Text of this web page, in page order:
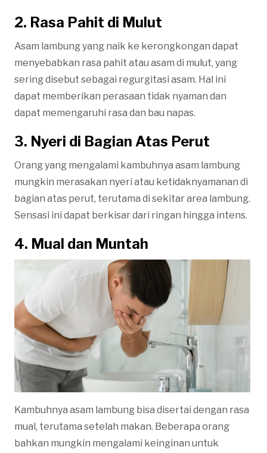
2. Rasa Pahit di Mulut
Asam lambung yang naik ke kerongkongan dapat
menyebabkan rasa pahit atau asam di mulut, yang
sering disebut sebagai regurgitasi asam. Hal ini
dapat memberikan perasaan tidak nyaman dan
dapat memengaruhi rasa dan bau napas.
3. Nyeri di Bagian Atas Perut
Orang yang mengalami kambuhnya asam lambung
mungkin merasakan nyeri atau ketidaknyamanan di
bagian atas perut, terutama di sekitar area lambung.
Sensasi ini dapat berkisar dari ringan hingga intens.
4. Mual dan Muntah
Kambuhnya asam lambung bisa disertai dengan rasa
mual, terutama setelah makan. Beberapa orang
bahkan mungkin mengalami keinginan untuk